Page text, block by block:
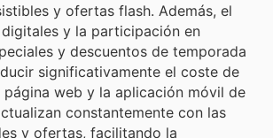
y ofertas flash. Además, el
y la participación en
y descuentos de temporada
significativamente el coste de
página web y la aplicación móvil de
constantemente con las
y ofertas, facilitando la